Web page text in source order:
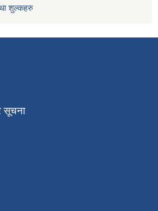
शुल्कहरु
सूचना